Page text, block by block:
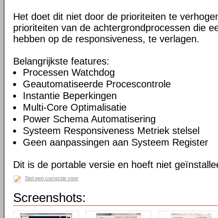
Het doet dit niet door de prioriteiten te
prioriteiten van de achtergrondprocessen die
hebben op de responsiveness, te verlagen.
Belangrijkste features:
Processen Watchdog
Geautomatiseerde Procescontrole
Instantie Beperkingen
Multi-Core Optimalisatie
Power Schema Automatisering
Systeem Responsiveness Metriek stelsel
Geen aanpassingen aan Systeem Register
Dit is de portable versie en hoeft niet
Stel een correctie voor
Screenshots: